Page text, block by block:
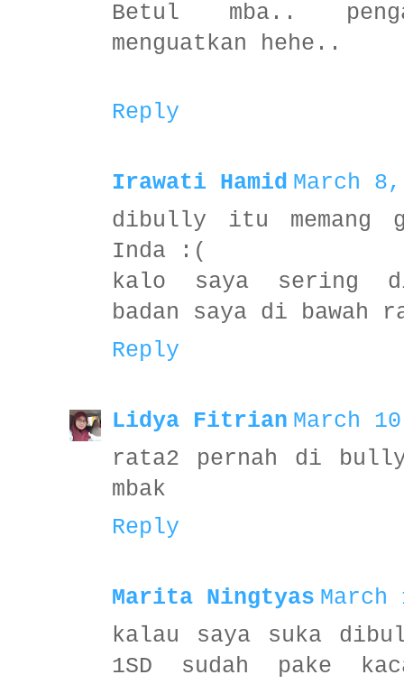
Betul mba..
menguatkan hehe..
Reply
Irawati Hamid March
dibully itu memang
Inda :(
kalo saya sering
badan saya di
Reply
Lidya Fitrian March
rata2 pernah di
mbak
Reply
Marita Ningtyas March
kalau saya suka
1SD sudah pake